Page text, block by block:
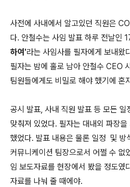
사전에 사내에서 알고있던 직원은
다. 안철수는 사임 발표 하루 전날인
하여'라는 사임사를 필자에게 보내왔
필자는 밤에 홀로 남아 안철수 CEO
팀원들에게도 비밀로 해야 했기에 혼
공시 발표, 사내 직원 발표 등 모든 일
맞춰져 있었다. 필자는 대내외 파장
했었다. 발표 내용은 물론 일정 및 방
커뮤니케이션 팀장으로서 어쩔 수 없
임 보도자료를 현장에서 봤을 정도였
자료를 나눠 줄 때에야.